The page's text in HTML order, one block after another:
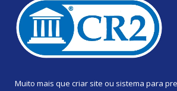
Muito mais que criar site ou sistema para